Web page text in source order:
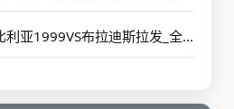
2026年07月30日 伊比利亚1999VS布拉迪斯拉发_全场录像【高清回放】